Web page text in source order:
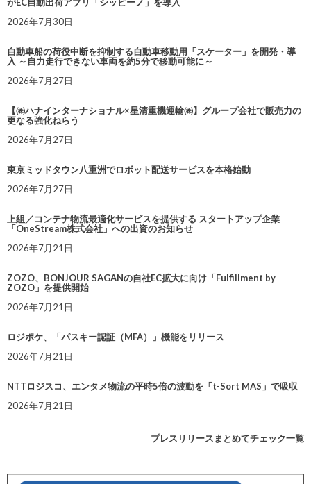
がEC自動出荷アプリ「シッピーノ」を導入
2026年7月30日
自動車船の荷役中断を抑制する自動車移動用「スケーター」を開発・導
入 ～自力走行できない車両を約5分で移動可能に～
2026年7月27日
【㈱ハナインターナショナル×星清重機運輸㈱】グループ会社で販売力の
更なる強化ねらう
2026年7月27日
東京ミッドタウン八重洲でロボット配送サービスを本格始動
2026年7月27日
上組／コンテナ物流最適化サービスを提供する スタートアップ企業
「OneStream株式会社」への出資のお知らせ
2026年7月21日
ZOZO、BONJOUR SAGANの自社EC拡大に向け「Fulfillment by
ZOZO」を提供開始
2026年7月21日
ロジポケ、「パスキー認証（MFA）」機能をリリース
2026年7月21日
NTTロジスコ、エンタメ物流の平時5倍の波動を「t-Sort MAS」で吸収
2026年7月21日
プレスリリースまとめてチェック一覧